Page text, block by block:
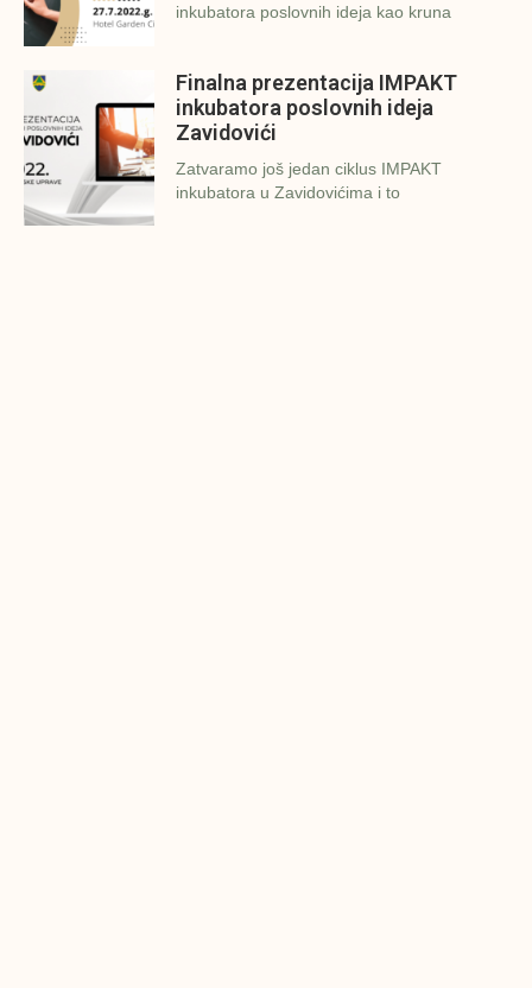
inkubatora poslovnih ideja kao kruna
Finalna prezentacija IMPAKT
inkubatora poslovnih ideja
Zavidovići
Zatvaramo još jedan ciklus IMPAKT
inkubatora u Zavidovićima i to